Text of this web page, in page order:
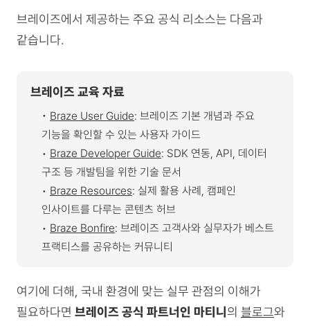
브레이즈에서 제공하는 주요 공식 리소스는 다음과
같습니다.
브레이즈 교육 자료
︎• Braze User Guide: 브레이즈 기본 개념과 주요
기능을 확인할 수 있는 사용자 가이드
• Braze Developer Guide: SDK 연동, API, 데이터
구조 등 개발팀을 위한 기술 문서
• Braze Resources: 실제 활용 사례, 캠페인
인사이트를 다루는 콘텐츠 허브
• Braze Bonfire: 브레이즈 고객사와 실무자가 베스트
프랙티스를 공유하는 커뮤니티
여기에 더해, 국내 환경에 맞는 실무 관점의 이해가
필요하다면 브레이즈 공식 파트너인 마티니 의 블로그와